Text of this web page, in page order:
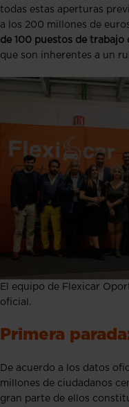
todas estas aperturas
a los 200 millones de
de 100 puestos de trabajo
que son inherentes a un
El equipo de Flexicar
oficial.
Primera
De acuerdo a los datos
millones de ciudadanos
gran parte de ellos